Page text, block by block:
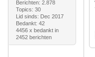
Berichten: 2.878
Topics: 30
Lid sinds: Dec 2017
Bedankt: 42
4456 x bedankt in
2452 berichten